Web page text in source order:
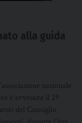
alla guida
nazionale
è avvenuta il 29
del Consiglio